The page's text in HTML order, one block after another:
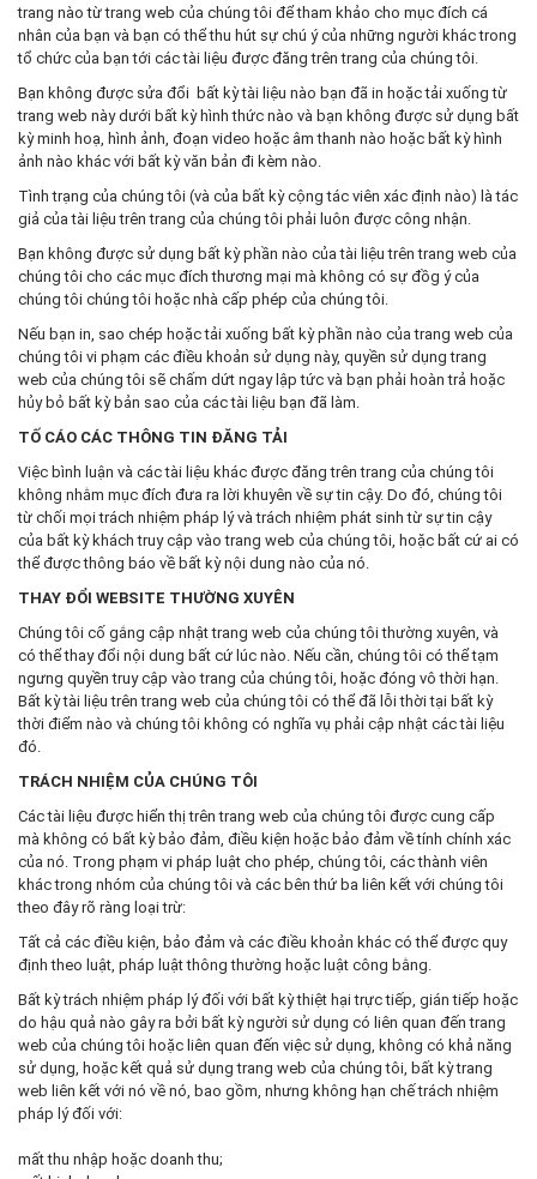
trang nào từ trang web của chúng tôi để tham khảo cho mục đích cá
nhân của bạn và bạn có thể thu hút sự chú ý của những người khác trong
tổ chức của bạn tới các tài liệu được đăng trên trang của chúng tôi.
Bạn không được sửa đổi bất kỳ tài liệu nào bạn đã in hoặc tải xuống từ
trang web này dưới bất kỳ hình thức nào và bạn không được sử dụng bất
kỳ minh hoạ, hình ảnh, đoạn video hoặc âm thanh nào hoặc bất kỳ hình
ảnh nào khác với bất kỳ văn bản đi kèm nào.
Tình trạng của chúng tôi (và của bất kỳ cộng tác viên xác định nào) là tác
giả của tài liệu trên trang của chúng tôi phải luôn được công nhận.
Bạn không được sử dụng bất kỳ phần nào của tài liệu trên trang web của
chúng tôi cho các mục đích thương mại mà không có sự đồg ý của
chúng tôi chúng tôi hoặc nhà cấp phép của chúng tôi.
Nếu bạn in, sao chép hoặc tải xuống bất kỳ phần nào của trang web của
chúng tôi vi phạm các điều khoản sử dụng này, quyền sử dụng trang
web của chúng tôi sẽ chấm dứt ngay lập tức và bạn phải hoàn trả hoặc
hủy bỏ bất kỳ bản sao của các tài liệu bạn đã làm.
TỐ CÁO CÁC THÔNG TIN ĐĂNG TẢI
Việc bình luận và các tài liệu khác được đăng trên trang của chúng tôi
không nhằm mục đích đưa ra lời khuyên về sự tin cậy. Do đó, chúng tôi
từ chối mọi trách nhiệm pháp lý và trách nhiệm phát sinh từ sự tin cậy
của bất kỳ khách truy cập vào trang web của chúng tôi, hoặc bất cứ ai có
thể được thông báo về bất kỳ nội dung nào của nó.
THAY ĐỔI WEBSITE THƯỜNG XUYÊN
Chúng tôi cố gắng cập nhật trang web của chúng tôi thường xuyên, và
có thể thay đổi nội dung bất cứ lúc nào. Nếu cần, chúng tôi có thể tạm
ngưng quyền truy cập vào trang của chúng tôi, hoặc đóng vô thời hạn.
Bất kỳ tài liệu trên trang web của chúng tôi có thể đã lỗi thời tại bất kỳ
thời điểm nào và chúng tôi không có nghĩa vụ phải cập nhật các tài liệu
đó.
TRÁCH NHIỆM CỦA CHÚNG TÔI
Các tài liệu được hiển thị trên trang web của chúng tôi được cung cấp
mà không có bất kỳ bảo đảm, điều kiện hoặc bảo đảm về tính chính xác
của nó. Trong phạm vi pháp luật cho phép, chúng tôi, các thành viên
khác trong nhóm của chúng tôi và các bên thứ ba liên kết với chúng tôi
theo đây rõ ràng loại trừ:
Tất cả các điều kiện, bảo đảm và các điều khoản khác có thể được quy
định theo luật, pháp luật thông thường hoặc luật công bằng.
Bất kỳ trách nhiệm pháp lý đối với bất kỳ thiệt hại trực tiếp, gián tiếp hoặc
do hậu quả nào gây ra bởi bất kỳ người sử dụng có liên quan đến trang
web của chúng tôi hoặc liên quan đến việc sử dụng, không có khả năng
sử dụng, hoặc kết quả sử dụng trang web của chúng tôi, bất kỳ trang
web liên kết với nó về nó, bao gồm, nhưng không hạn chế trách nhiệm
pháp lý đối với:
mất thu nhập hoặc doanh thu;